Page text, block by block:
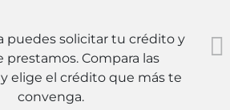
puedes solicitar tu crédito y
prestamos. Compara las
elige el crédito que más te
convenga.